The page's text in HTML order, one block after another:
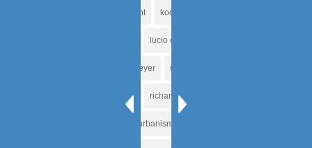
komendant koolhaas
lucio costa
niemeyer norman
regimen richard rogers
urbanismo